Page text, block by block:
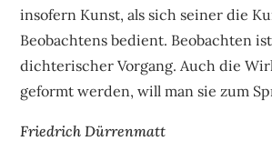
insofern Kunst, als sich seiner die
Beobachtens bedient. Beobachten
dichterischer Vorgang. Auch die
geformt werden, will man sie zum
Friedrich Dürrenmatt